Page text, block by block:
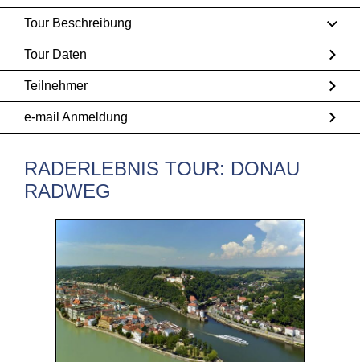
Tour Beschreibung
Tour Daten
Teilnehmer
e-mail Anmeldung
RADERLEBNIS TOUR: DONAU
RADWEG